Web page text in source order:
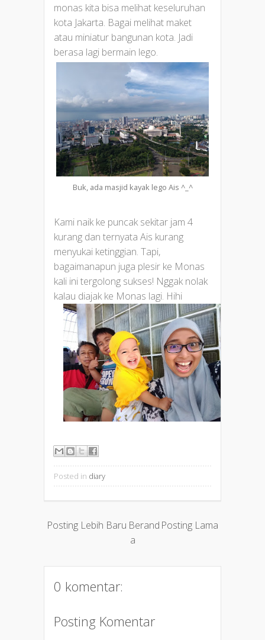
monas kita bisa melihat keseluruhan
kota Jakarta. Bagai melihat maket
atau miniatur bangunan kota. Jadi
berasa lagi bermain lego.
Buk, ada masjid kayak lego Ais ^_^
Kami naik ke puncak sekitar jam 4
kurang dan ternyata Ais kurang
menyukai ketinggian. Tapi,
bagaimanapun juga plesir ke Monas
kali ini tergolong sukses! Nggak nolak
kalau diajak ke Monas lagi. Hihi
Posted in diary
Posting Lebih Baru Posting Lama
Berand
a
0 komentar:
Posting Komentar